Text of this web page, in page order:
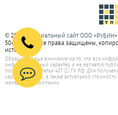
© 2026 Официальный сайт ООО «РУБИН»
5047277350. Все права защищены,
источник.
Обращаем ваше внимание на то, что вся
информационный характер и не является
положениями статьи 437 (2) ГК РФ. Для
характеристиках, а также актуальной
менеджерам компании.